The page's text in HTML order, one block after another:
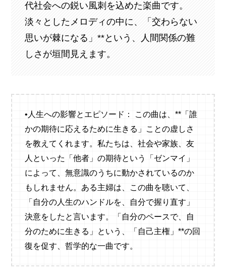
代社会への鋭い風刺を込めた楽曲です。
淡々としたメロディの中に、「交わらない
思いが棘になる」**という、人間関係の難
しさが垣間見えます。
•人生への影響とエピソード： この曲は、**「誰
かの期待に応えるために生きる」ことの虚しさ
を教えてくれます。私たちは、社会や家族、友
人といった「他者」の期待という「ゼンマイ」
によって、無意識のうちに動かされているのか
もしれません。ある主婦は、この曲を聴いて、
「自分の人生のハンドルを、自分で握り直す」
決意をしたと言います。「自分のペースで、自
分のために生きる」という、「自己主権」**の回
復を促す、哲学的な一曲です。